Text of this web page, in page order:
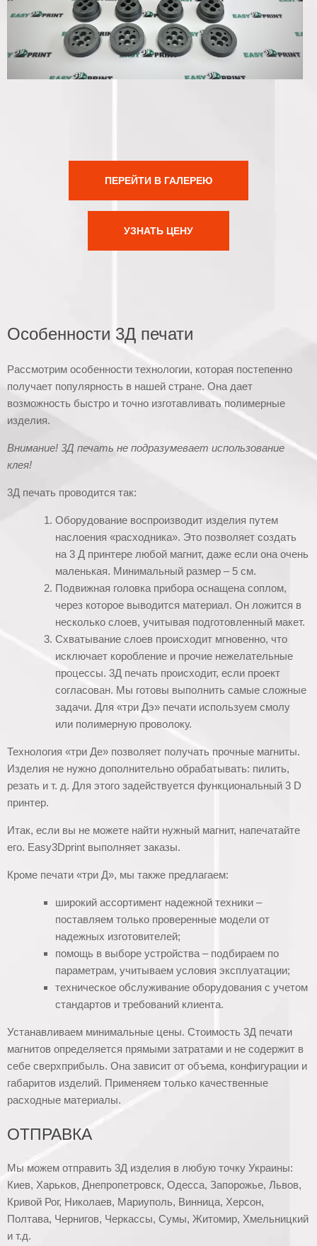
ПЕРЕЙТИ В ГАЛЕРЕЮ
УЗНАТЬ ЦЕНУ
Особенности 3Д печати
Рассмотрим особенности технологии, которая постепенно
получает популярность в нашей стране. Она дает
возможность быстро и точно изготавливать полимерные
изделия.
Внимание! 3Д печать не подразумевает использование
клея!
3Д печать проводится так:
Оборудование воспроизводит изделия путем
наслоения «расходника». Это позволяет создать
на 3 Д принтере любой магнит, даже если она очень
маленькая. Минимальный размер – 5 см.
Подвижная головка прибора оснащена соплом,
через которое выводится материал. Он ложится в
несколько слоев, учитывая подготовленный макет.
Схватывание слоев происходит мгновенно, что
исключает коробление и прочие нежелательные
процессы. 3Д печать происходит, если проект
согласован. Мы готовы выполнить самые сложные
задачи. Для «три Дэ» печати используем смолу
или полимерную проволоку.
Технология «три Де» позволяет получать прочные магниты.
Изделия не нужно дополнительно обрабатывать: пилить,
резать и т. д. Для этого задействуется функциональный 3 D
принтер.
Итак, если вы не можете найти нужный магнит, напечатайте
его. Easy3Dprint выполняет заказы.
Кроме печати «три Д», мы также предлагаем:
широкий ассортимент надежной техники –
поставляем только проверенные модели от
надежных изготовителей;
помощь в выборе устройства – подбираем по
параметрам, учитываем условия эксплуатации;
техническое обслуживание оборудования с учетом
стандартов и требований клиента.
Устанавливаем минимальные цены. Стоимость 3Д печати
магнитов определяется прямыми затратами и не содержит в
себе сверхприбыль. Она зависит от объема, конфигурации и
габаритов изделий. Применяем только качественные
расходные материалы.
ОТПРАВКА
Мы можем отправить 3Д изделия в любую точку Украины:
Киев, Харьков, Днепропетровск, Одесса, Запорожье, Львов,
Кривой Рог, Николаев, Мариуполь, Винница, Херсон,
Полтава, Чернигов, Черкассы, Сумы, Житомир, Хмельницкий
и т.д.